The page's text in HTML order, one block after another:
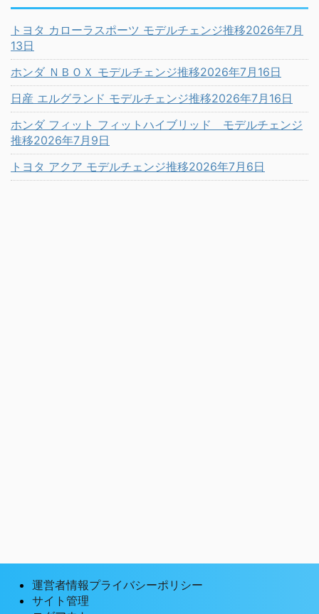
トヨタ カローラスポーツ モデルチェンジ推移2026年7月
13日
ホンダ ＮＢＯＸ モデルチェンジ推移2026年7月16日
日産 エルグランド モデルチェンジ推移2026年7月16日
ホンダ フィット フィットハイブリッド モデルチェンジ
推移2026年7月9日
トヨタ アクア モデルチェンジ推移2026年7月6日
運営者情報プライバシーポリシー
サイト管理